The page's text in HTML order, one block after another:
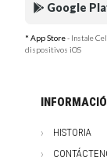
Google
* App Store- Instale
dispositivos iOS
HISTORIA